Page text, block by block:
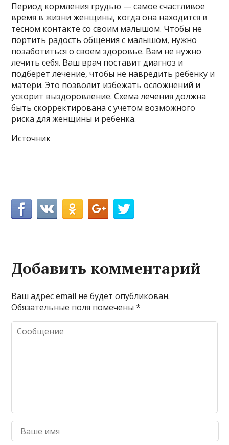
Период кормления грудью — самое счастливое
время в жизни женщины, когда она находится в
тесном контакте со своим малышом. Чтобы не
портить радость общения с малышом, нужно
позаботиться о своем здоровье. Вам не нужно
лечить себя. Ваш врач поставит диагноз и
подберет лечение, чтобы не навредить ребенку и
матери. Это позволит избежать осложнений и
ускорит выздоровление. Схема лечения должна
быть скорректирована с учетом возможного
риска для женщины и ребенка.
Источник
Добавить комментарий
Ваш адрес email не будет опубликован.
Обязательные поля помечены*